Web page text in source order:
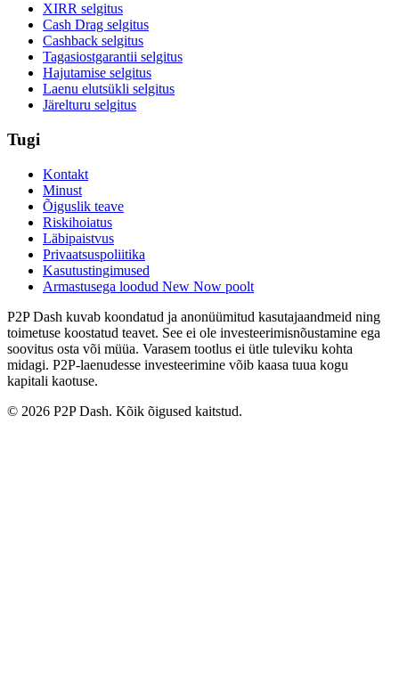
XIRR selgitus
Cash Drag selgitus
Cashback selgitus
Tagasiostgarantii selgitus
Hajutamise selgitus
Laenu elutsükli selgitus
Järelturu selgitus
Tugi
Kontakt
Minust
Õiguslik teave
Riskihoiatus
Läbipaistvus
Privaatsuspoliitika
Kasutustingimused
Armastusega loodud New Now poolt
P2P Dash kuvab koondatud ja anonüümitud kasutajaandmeid ning
toimetuse koostatud teavet. See ei ole investeerimisnõustamine ega
soovitus osta või müüa. Varasem tootlus ei ütle tuleviku kohta
midagi. P2P-laenudesse investeerimine võib kaasa tuua kogu
kapitali kaotuse.
© 2026 P2P Dash. Kõik õigused kaitstud.